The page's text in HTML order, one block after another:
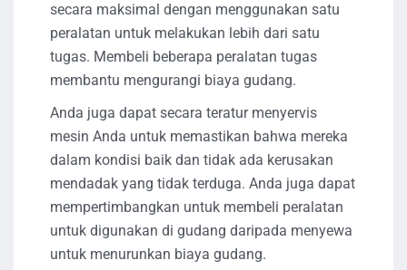
secara maksimal dengan menggunakan satu
peralatan untuk melakukan lebih dari satu
tugas. Membeli beberapa peralatan tugas
membantu mengurangi biaya gudang.
Anda juga dapat secara teratur menyervis
mesin Anda untuk memastikan bahwa mereka
dalam kondisi baik dan tidak ada kerusakan
mendadak yang tidak terduga. Anda juga dapat
mempertimbangkan untuk membeli peralatan
untuk digunakan di gudang daripada menyewa
untuk menurunkan biaya gudang.